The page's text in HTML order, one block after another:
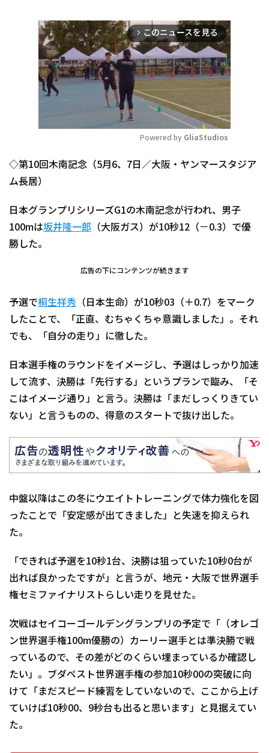
arrow_forward_ios このニュースを見る
Mute
Powered by GliaStudios
◇第10回木南記念（5月6、7日／大阪・ヤンマースタジア
ム長居）
日本グランプリシリーズG1の木南記念が行われ、男子
100mは坂井隆一郎 （大阪ガス）が10秒12（－0.3）で優
勝した。
広告の下にコンテンツが続きます
予選で桐生祥秀 （日本生命）が10秒03（＋0.7）をマーク
したことで、「正直、むちゃくちゃ意識しました」。それ
でも、「自分の走り」に徹した。
日本選手権のラウンドをイメージし、予選はしっかり加速
して流す、決勝は「先行する」というプランで臨み、「そ
こはイメージ通り」と言う。決勝は「まだしっくりきてい
ない」と言うものの、得意のスタートで抜け出した。
中盤以降はこの冬にウエイトトレーニングで体力強化を図
ったことで「安定感が出てきました」と失速を抑えられ
た。
「できれば予選を10秒1台、決勝は狙っていた10秒0台が
出れば良かったですが」と言うが、地元・大阪で世界選手
権セミファイナリストらしい走りを見せた。
次戦はセイコーゴールデングランプリの予定で「（オレゴ
ン世界選手権100m優勝の）カーリー選手とは準決勝で戦
っているので、その差がどのくらい埋まっているか確認し
たい」。ブダペスト世界選手権の参加10秒00の突破に向
けて「まだスピード練習をしていないので、ここから上げ
ていけば10秒00、9秒台も出ると思います」と見据えてい
た。